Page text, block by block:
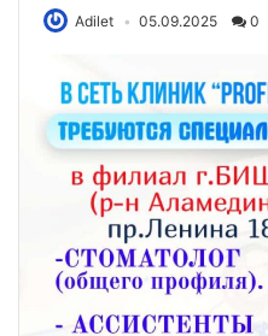
Adilet 05.09.2025 0